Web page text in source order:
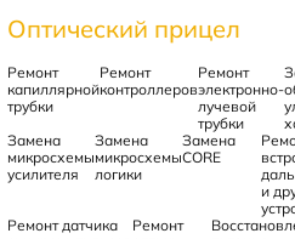
Оптический прицел
Ремонт
капиллярной
трубки
Ремонт
контроллеров
Ремонт
электронно-
лучевой
трубки
Замена
микросхемы
усилителя
Замена
микросхемы
логики
Замена
CORE
и
Ремонт датчика
Ремонт